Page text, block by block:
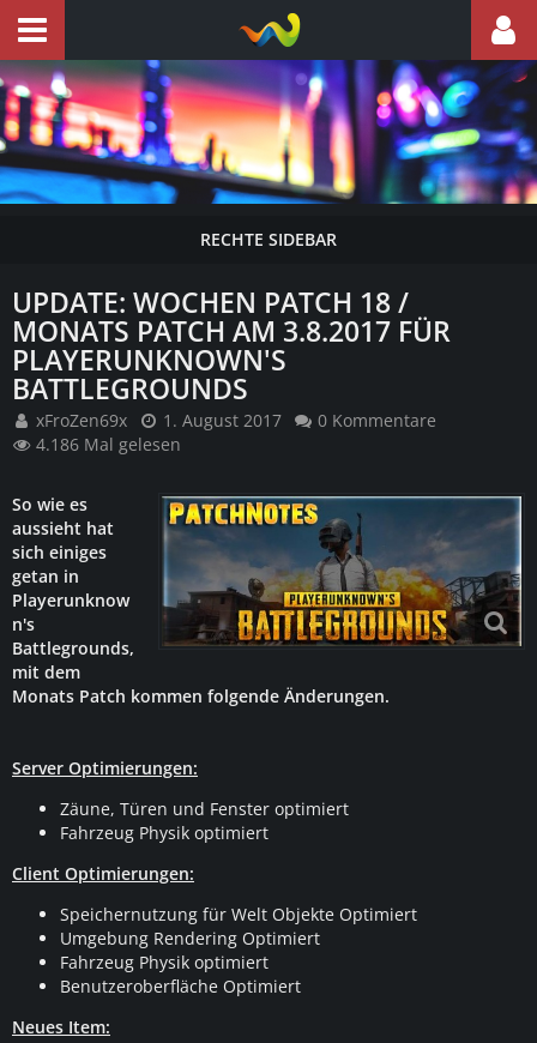
UPDATE: WOCHEN PATCH 18 /
MONATS PATCH AM 3.8.2017 FÜR
PLAYERUNKNOWN'S
BATTLEGROUNDS
xFroZen69x 1. August 2017
0 Kommentare
4.186 Mal gelesen
So wie es
aussieht hat
sich einiges
getan in
Playerunknow
n's
Battlegrounds,
mit dem
Monats Patch kommen folgende Änderungen.
Server Optimierungen:
Zäune, Türen und Fenster optimiert
Fahrzeug Physik optimiert
Client Optimierungen:
Speichernutzung für Welt Objekte Optimiert
Umgebung Rendering Optimiert
Fahrzeug Physik optimiert
Benutzeroberfläche Optimiert
Neues Item: